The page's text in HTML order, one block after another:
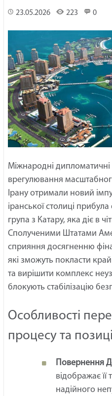
23.05.2026 223 0
Міжнародні
врегулювання
Ірану отримали новий
іранської столиці
група з Катару, яка діє в
Сполученими Штатами
сприяння досягненню
які зможуть покласти
та вирішити комплекс
блокують стабілізацію
Особливості
процесу та
Повернення
відображає її
надійного